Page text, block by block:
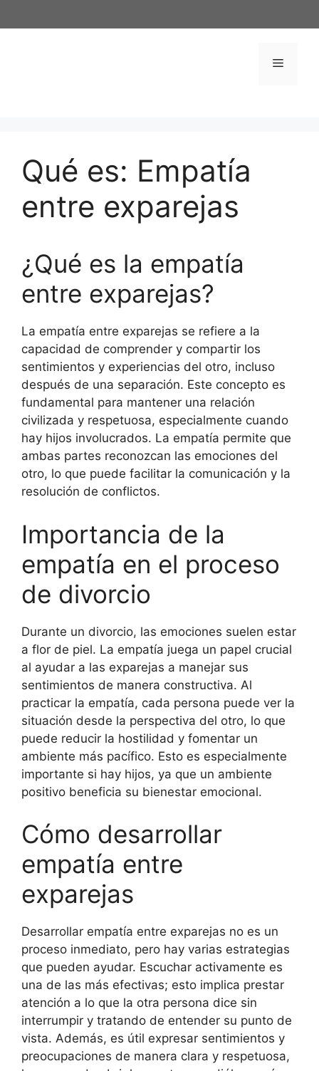
al
Menú
Qué es: Empatía
entre exparejas
¿Qué es la empatía
entre exparejas?
La empatía entre exparejas se refiere a la
capacidad de comprender y compartir los
sentimientos y experiencias del otro, incluso
después de una separación. Este concepto es
fundamental para mantener una relación
civilizada y respetuosa, especialmente cuando
hay hijos involucrados. La empatía permite que
ambas partes reconozcan las emociones del
otro, lo que puede facilitar la comunicación y la
resolución de conflictos.
Importancia de la
empatía en el proceso
de divorcio
Durante un divorcio, las emociones suelen estar
a flor de piel. La empatía juega un papel crucial
al ayudar a las exparejas a manejar sus
sentimientos de manera constructiva. Al
practicar la empatía, cada persona puede ver la
situación desde la perspectiva del otro, lo que
puede reducir la hostilidad y fomentar un
ambiente más pacífico. Esto es especialmente
importante si hay hijos, ya que un ambiente
positivo beneficia su bienestar emocional.
Cómo desarrollar
empatía entre
exparejas
Desarrollar empatía entre exparejas no es un
proceso inmediato, pero hay varias estrategias
que pueden ayudar. Escuchar activamente es
una de las más efectivas; esto implica prestar
atención a lo que la otra persona dice sin
interrumpir y tratando de entender su punto de
vista. Además, es útil expresar sentimientos y
preocupaciones de manera clara y respetuosa,